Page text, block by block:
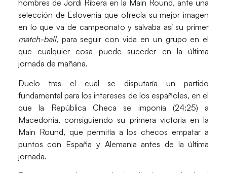
hombres de Jordi Ribera en la Main Round, ante una
selección de Eslovenia que ofrecía su mejor imagen
en lo que va de campeonato y salvaba así su primer
match-ball, para seguir con vida en un grupo en el
que cualquier cosa puede suceder en la última
jornada de mañana.
Duelo tras el cual se disputaría un partido
fundamental para los intereses de los españoles, en el
que la República Checa se imponía (24:25) a
Macedonia, consiguiendo su primera victoria en la
Main Round, que permitía a los checos empatar a
puntos con España y Alemania antes de la última
jornada.